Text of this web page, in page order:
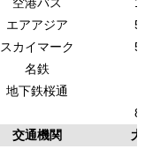
空港バス
エアアジア
スカイマーク
名鉄
地下鉄桜通
交通機関
大